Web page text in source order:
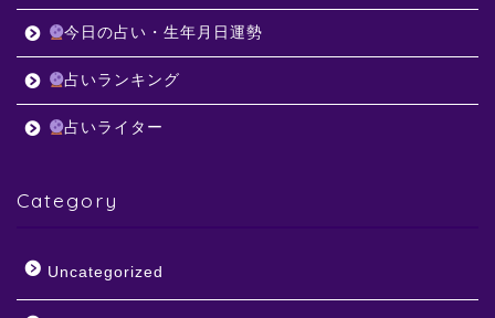
今日の占い・生年月日運勢
占いランキング
占いライター
Category
Uncategorized